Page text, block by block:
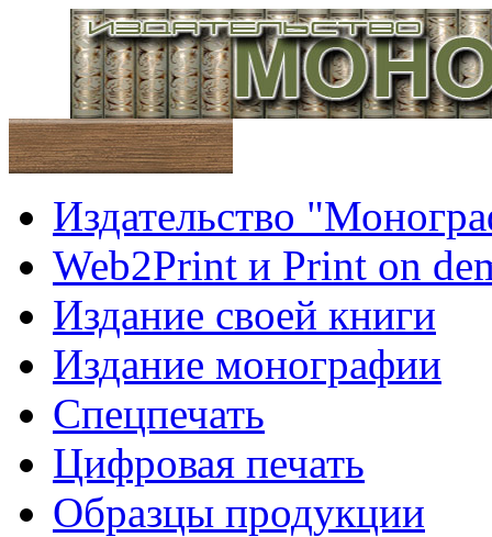
Издательство
Web2Print и Print on
Издание своей книги
Издание монографии
Спецпечать
Цифровая печать
Образцы продукции